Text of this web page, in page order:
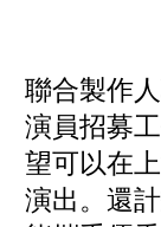
聯合製作
演員招募
望可以在
演出。還